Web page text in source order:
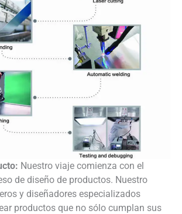
Nuestro viaje comienza con el
de diseño de productos. Nuestro
y diseñadores especializados
productos que no sólo cumplan sus